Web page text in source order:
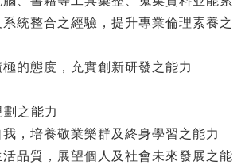
統整合之經驗，提升專業倫理素養之
的態度，充實創新研發之能力
之能力
，培養敬業樂群及終身學習之能力
品質，展望個人及社會未來發展之能